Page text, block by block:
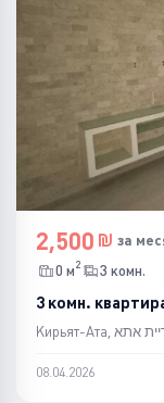
2,500
за
0 м2 3 комн.
3 комн.
08.04.2026